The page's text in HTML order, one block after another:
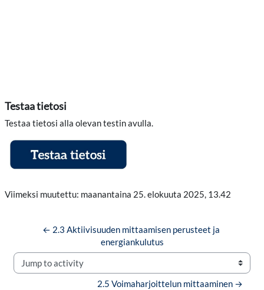
Testaa tietosi
Testaa tietosi alla olevan testin avulla.
Viimeksi muutettu: maanantaina 25. elokuuta 2025, 13.42
← 2.3 Aktiivisuuden mittaamisen perusteet ja
energiankulutus
Jump to activity
2.5 Voimaharjoittelun mittaaminen →